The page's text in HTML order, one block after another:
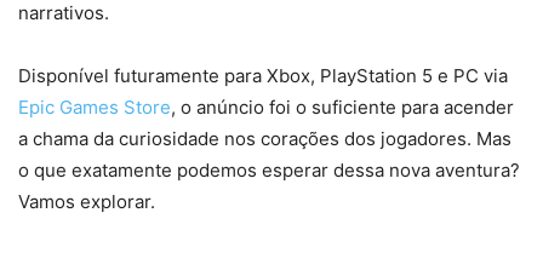
narrativos.
Disponível futuramente para Xbox, PlayStation 5 e PC via
Epic Games Store, o anúncio foi o suficiente para acender
a chama da curiosidade nos corações dos jogadores. Mas
o que exatamente podemos esperar dessa nova aventura?
Vamos explorar.